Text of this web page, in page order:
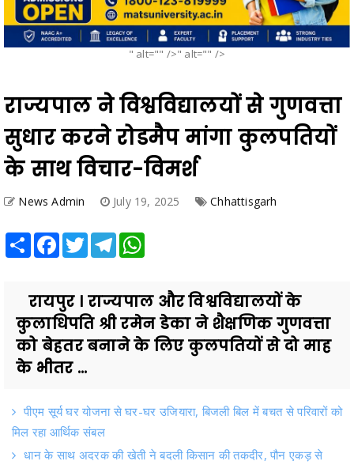
" alt="" />" alt="" />
राज्यपाल ने विश्वविद्यालयों से गुणवत्ता
सुधार करने रोडमैप मांगा कुलपतियों
के साथ विचार-विमर्श
News Admin July 19, 2025 Chhattisgarh
Share Facebook
TwitterTelegram
रायपुर । राज्यपाल और विश्वविद्यालयों के
कुलाधिपति श्री रमेन डेका ने शैक्षणिक गुणवत्ता
को बेहतर बनाने के लिए कुलपतियों से दो माह
के भीतर ...
पीएम सूर्य घर योजना से घर-घर उजियारा, बिजली बिल में बचत से परिवारों को
मिल रहा आर्थिक संबल
धान के साथ अदरक की खेती ने बदली किसान की तकदीर, पौन एकड़ से